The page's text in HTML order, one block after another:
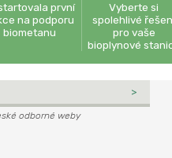
první
na podporu
biometanu
Vyberte si
spolehlivé
pro vaše
bioplynové
odborné weby